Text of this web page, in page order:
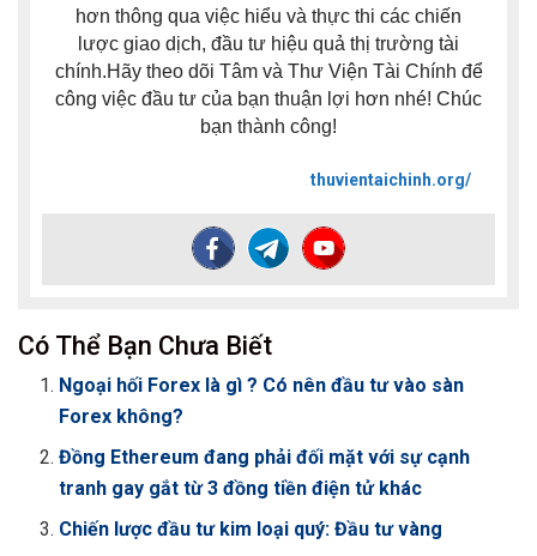
hơn thông qua việc hiểu và thực thi các chiến
lược giao dịch, đầu tư hiệu quả thị trường tài
chính.Hãy theo dõi Tâm và Thư Viện Tài Chính để
công việc đầu tư của bạn thuận lợi hơn nhé! Chúc
bạn thành công!
thuvientaichinh.org/
Có Thể Bạn Chưa Biết
Ngoại hối Forex là gì ? Có nên đầu tư vào sàn
Forex không?
Đồng Ethereum đang phải đối mặt với sự cạnh
tranh gay gắt từ 3 đồng tiền điện tử khác
Chiến lược đầu tư kim loại quý: Đầu tư vàng